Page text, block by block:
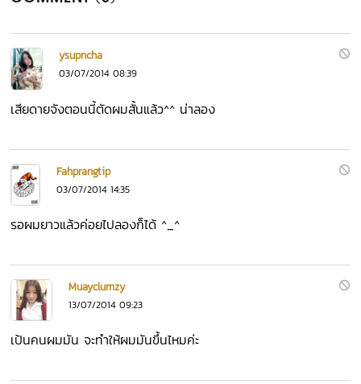
ysupncha
03/07/2014 08:39
เสียดายจังตอนนี้ตัดผมสั้นแล้ว^^ น่าลอง
Fahprangtip
03/07/2014 14:35
รอผมยาวแล้วค่อยไปลองก็ได้ ^_^
Muayclumzy
13/07/2014 09:23
เป้นคนผมมัน จะทำให้ผมมันขึ้นไหมค่ะ